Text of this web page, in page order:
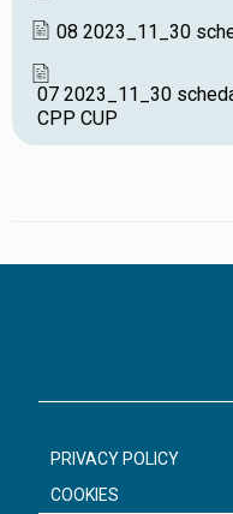
o
k
e
A
p
08 2023_11_30
07 2023_11_30
CPP CUP
PRIVACY POLICY
COOKIES